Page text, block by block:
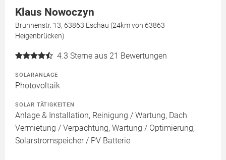
Klaus Nowoczyn
Brunnenstr. 13, 63863 Eschau (24km von 63863
Heigenbrücken)
4.3 Sterne aus 21 Bewertungen
SOLARANLAGE
Photovoltaik
SOLAR TÄTIGKEITEN
Anlage & Installation, Reinigung / Wartung, Dach
Vermietung / Verpachtung, Wartung / Optimierung,
Solarstromspeicher / PV Batterie